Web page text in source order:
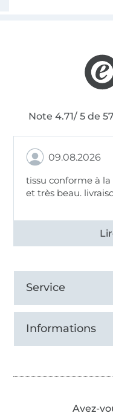
Note 4.71/ 5 de
09.08.2026
tissu conforme à
et très beau.
Voir tous les
Service
Informations
Avez-